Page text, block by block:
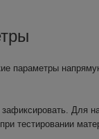
параметры
Для
тестировании